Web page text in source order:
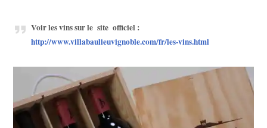
Voir les vins sur le site officiel :
http://www.villabaulieuvignoble.com/fr/les-vins.html